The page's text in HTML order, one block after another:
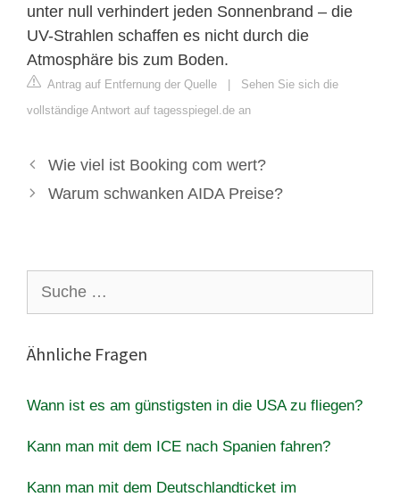
unter null verhindert jeden Sonnenbrand – die
UV-Strahlen schaffen es nicht durch die
Atmosphäre bis zum Boden.
Antrag auf Entfernung der Quelle | Sehen Sie sich die
vollständige Antwort auf tagesspiegel.de an
Wie viel ist Booking com wert?
Warum schwanken AIDA Preise?
nach:
Ähnliche Fragen
Wann ist es am günstigsten in die USA zu fliegen?
Kann man mit dem ICE nach Spanien fahren?
Kann man mit dem Deutschlandticket im